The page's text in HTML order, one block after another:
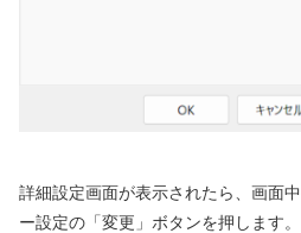
詳細設定画面が表示されたら、画面
ー設定の「変更」ボタンを押します。